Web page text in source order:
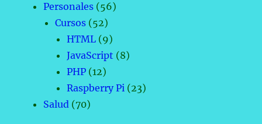
Personales (56)
Cursos (52)
HTML (9)
JavaScript (8)
PHP (12)
Raspberry Pi (23)
Salud (70)